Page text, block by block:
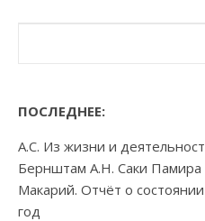
ПОСЛЕДНЕЕ:
А.С. Из жизни и
Бернштам А.Н. Саки Памира
Макарий. Отчёт о
год